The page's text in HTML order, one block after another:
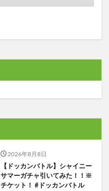
2026年8月8日
【ドッカンバトル】シャイニー
サマーガチャ引いてみた！！※
チケット！ #ドッカンバトル